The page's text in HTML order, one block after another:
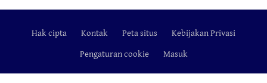
Footer
Hak cipta Kontak Peta situs Kebijakan Privasi
Pengaturan cookie Masuk